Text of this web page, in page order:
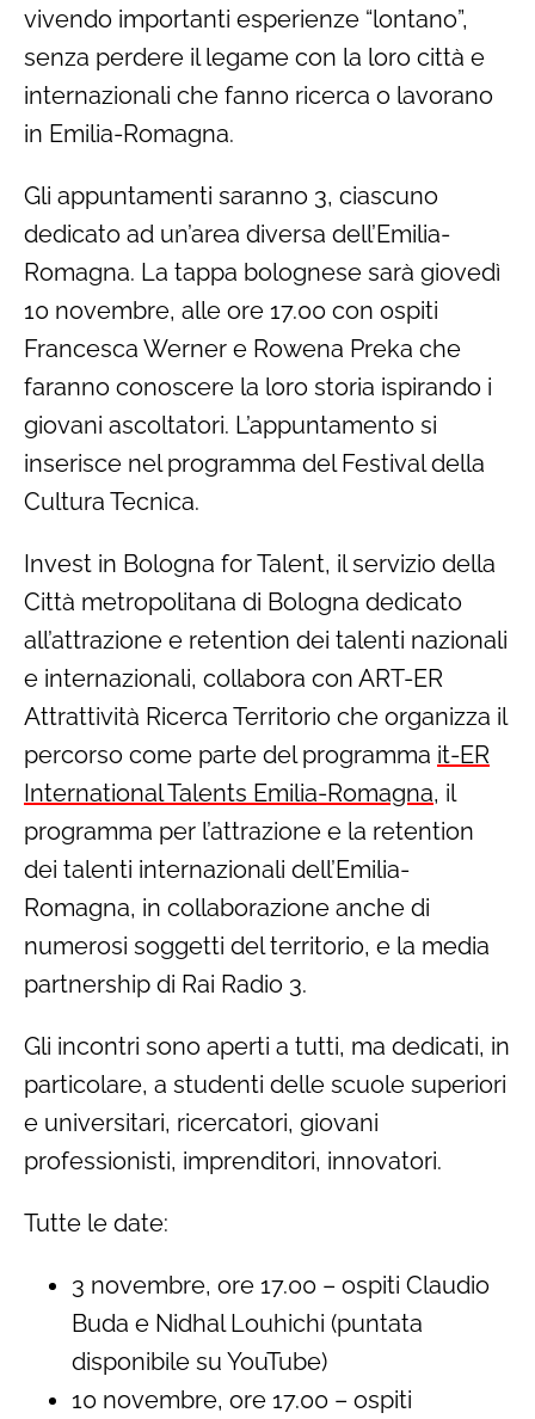
vivendo importanti esperienze “lontano”,
senza perdere il legame con la loro città e
internazionali che fanno ricerca o lavorano
in Emilia-Romagna.
Gli appuntamenti saranno 3, ciascuno
dedicato ad un’area diversa dell’Emilia-
Romagna. La tappa bolognese sarà giovedì
10 novembre, alle ore 17.00 con ospiti
Francesca Werner e Rowena Preka che
faranno conoscere la loro storia ispirando i
giovani ascoltatori. L’appuntamento si
inserisce nel programma del Festival della
Cultura Tecnica.
Invest in Bologna for Talent, il servizio della
Città metropolitana di Bologna dedicato
all’attrazione e retention dei talenti nazionali
e internazionali, collabora con ART-ER
Attrattività Ricerca Territorio che organizza il
percorso come parte del programma it-ER
International Talents Emilia-Romagna, il
programma per l’attrazione e la retention
dei talenti internazionali dell’Emilia-
Romagna, in collaborazione anche di
numerosi soggetti del territorio, e la media
partnership di Rai Radio 3.
Gli incontri sono aperti a tutti, ma dedicati, in
particolare, a studenti delle scuole superiori
e universitari, ricercatori, giovani
professionisti, imprenditori, innovatori.
Tutte le date:
3 novembre, ore 17.00 – ospiti Claudio
Buda e Nidhal Louhichi (puntata
disponibile su YouTube)
10 novembre, ore 17.00 – ospiti